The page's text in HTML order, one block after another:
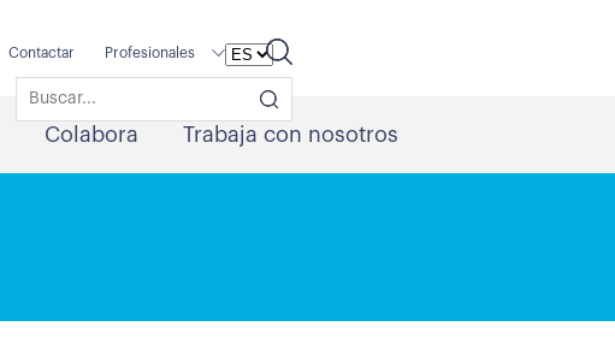
Contactar Profesionales
Colabora Trabaja con nosotros